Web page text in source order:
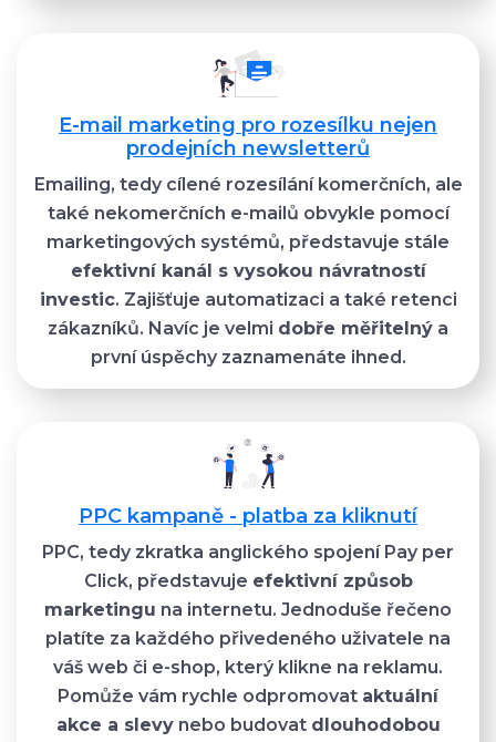
E-mail marketing pro rozesílku nejen
prodejních newsletterů
Emailing, tedy cílené rozesílání komerčních, ale
také nekomerčních e-mailů obvykle pomocí
marketingových systémů, představuje stále
efektivní kanál s vysokou návratností
investic. Zajišťuje automatizaci a také retenci
zákazníků. Navíc je velmi dobře měřitelný a
první úspěchy zaznamenáte ihned.
PPC kampaně - platba za kliknutí
PPC, tedy zkratka anglického spojení Pay per
Click, představuje efektivní způsob
marketingu na internetu. Jednoduše řečeno
platíte za každého přivedeného uživatele na
váš web či e-shop, který klikne na reklamu.
Pomůže vám rychle odpromovat aktuální
akce a slevynebo budovat dlouhodobou